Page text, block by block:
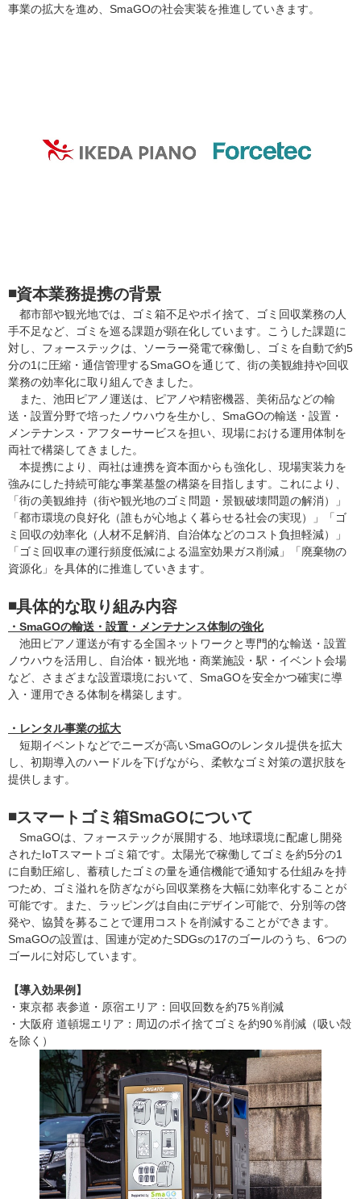
事業の拡大を進め、SmaGOの社会実装を推進していきます。
◾️資本業務提携の背景
都市部や観光地では、ゴミ箱不足やポイ捨て、ゴミ回収業務の人
手不足など、ゴミを巡る課題が顕在化しています。こうした課題に
対し、フォーステックは、ソーラー発電で稼働し、ゴミを自動で約5
分の1に圧縮・通信管理するSmaGOを通じて、街の美観維持や回収
業務の効率化に取り組んできました。
また、池田ピアノ運送は、ピアノや精密機器、美術品などの輸
送・設置分野で培ったノウハウを生かし、SmaGOの輸送・設置・
メンテナンス・アフターサービスを担い、現場における運用体制を
両社で構築してきました。
本提携により、両社は連携を資本面からも強化し、現場実装力を
強みにした持続可能な事業基盤の構築を目指します。これにより、
「街の美観維持（街や観光地のゴミ問題・景観破壊問題の解消）」
「都市環境の良好化（誰もが心地よく暮らせる社会の実現）」「ゴ
ミ回収の効率化（人材不足解消、自治体などのコスト負担軽減）」
「ゴミ回収車の運行頻度低減による温室効果ガス削減」「廃棄物の
資源化」を具体的に推進していきます。
◾️具体的な取り組み内容
・SmaGOの輸送・設置・メンテナンス体制の強化
池田ピアノ運送が有する全国ネットワークと専門的な輸送・設置
ノウハウを活用し、自治体・観光地・商業施設・駅・イベント会場
など、さまざまな設置環境において、SmaGOを安全かつ確実に導
入・運用できる体制を構築します。
・レンタル事業の拡大
短期イベントなどでニーズが高いSmaGOのレンタル提供を拡大
し、初期導入のハードルを下げながら、柔軟なゴミ対策の選択肢を
提供します。
◾️スマートゴミ箱SmaGOについて
SmaGOは、フォーステックが展開する、地球環境に配慮し開発
されたIoTスマートゴミ箱です。太陽光で稼働してゴミを約5分の1
に自動圧縮し、蓄積したゴミの量を通信機能で通知する仕組みを持
つため、ゴミ溢れを防ぎながら回収業務を大幅に効率化することが
可能です。また、ラッピングは自由にデザイン可能で、分別等の啓
発や、協賛を募ることで運用コストを削減することができます。
SmaGOの設置は、国連が定めたSDGsの17のゴールのうち、6つの
ゴールに対応しています。
【導入効果例】
・東京都 表参道・原宿エリア：回収回数を約75％削減
・大阪府 道頓堀エリア：周辺のポイ捨てゴミを約90％削減（吸い殻
を除く）